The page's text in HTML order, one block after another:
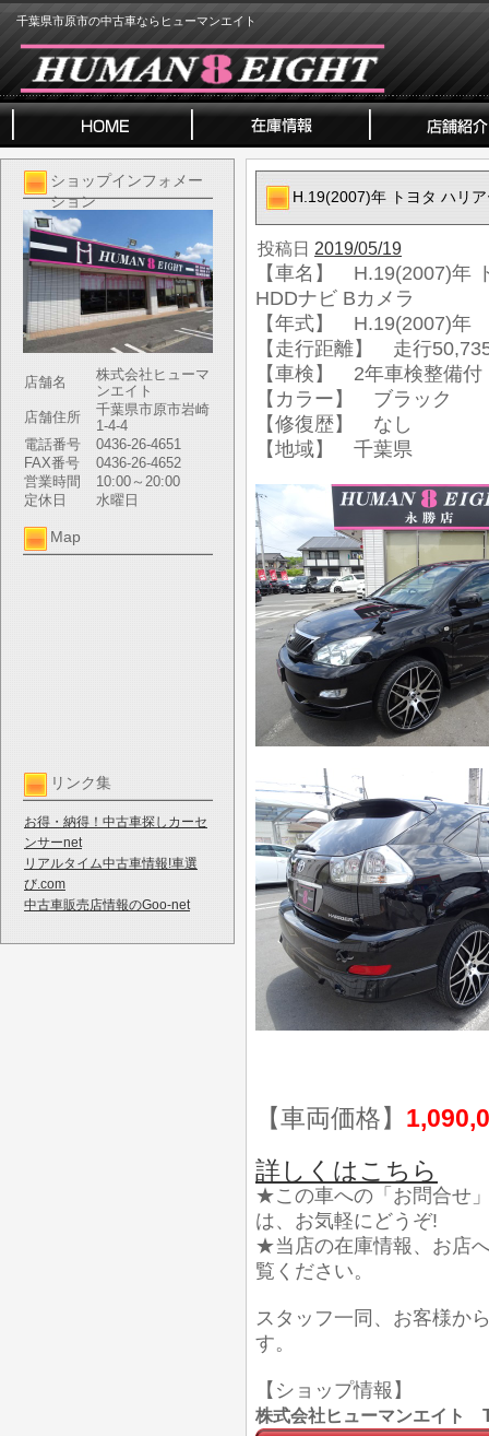
千葉県市原市の中古車ならヒューマンエイト
ショップインフォメー
ション
店舗名
株式会社ヒューマ
ンエイト
店舗住所
千葉県市原市岩崎
1-4-4
電話番号
0436-26-4651
FAX番号
0436-26-4652
営業時間
10:00～20:00
定休日
水曜日
Map
リンク集
お得・納得！中古車探しカーセ
ンサーnet
リアルタイム中古車情報!車選
び.com
中古車販売店情報のGoo-net
H.19(2007)年 トヨタ ハリ
投稿日 2019/05/19
【車名】 H.19(2007)年
HDDナビ Bカメラ
【年式】 H.19(2007)年
【走行距離】 走行
【車検】 2年車検整備付
【カラー】 ブラック
【修復歴】 なし
【地域】 千葉県
【車両価格】
詳しくはこちら
★この車への「お問合せ
は、お気軽にどうぞ!
★当店の在庫情報、お店
覧ください。
スタッフ一同、お客様か
す。
【ショップ情報】
株式会社ヒューマンエイト